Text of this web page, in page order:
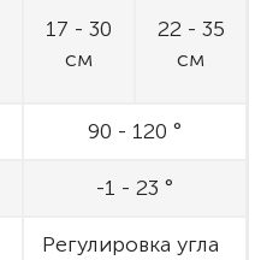
17 - 30
см
22 - 35
см
90 - 120 °
-1 - 23 °
Регулировка угла